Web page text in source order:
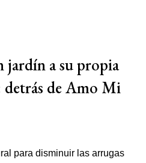
jardín a su propia
detrás de Amo Mi